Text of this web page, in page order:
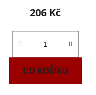
206 Kč
DO KOŠÍKU